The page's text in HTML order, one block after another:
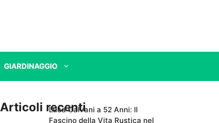
GIARDINAGGIO
Articoli recentiLuca Calvani a 52 Anni: Il
Fascino della Vita Rustica nel